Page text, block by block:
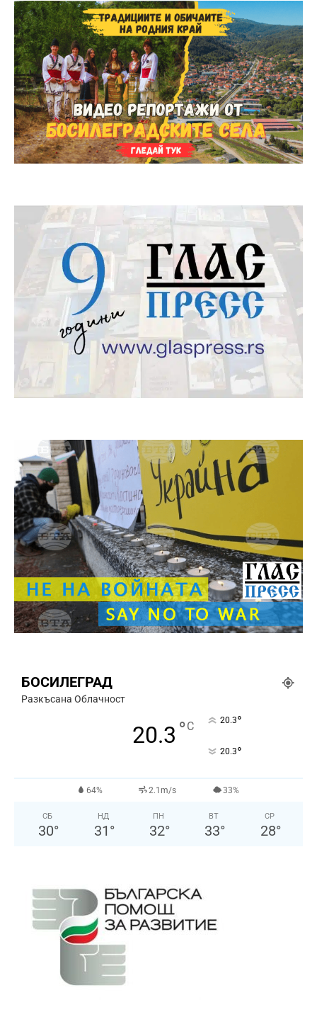
БОСИЛЕГРАД
Разкъсана Облачност
20.3 °C 20.3°
20.3°
64% 2.1m/s 33%
СБ
30°
НД
31 °
ПН
32°
ВТ
33°
СР
28°